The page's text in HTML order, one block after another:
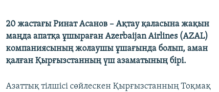
20 жастағы Ринат Асанов – Ақтау қаласына жақын
маңда апатқа ұшыраған Azerbaijan Airlines (AZAL)
компаниясының жолаушы ұшағында болып, аман
қалған Қырғызстанның үш азаматының бірі.
Азаттық тілшісі сөйлескен Қырғызстанның Тоқмақ